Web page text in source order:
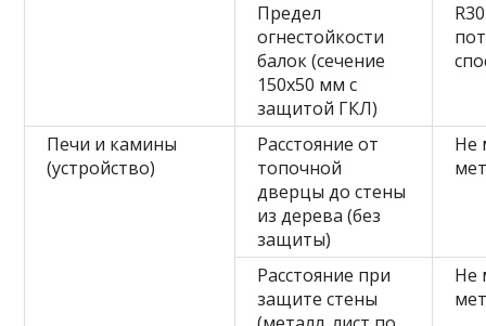
Предел
огнестойкости
балок (сечение
150х50 мм с
защитой ГКЛ)
Печи и камины
(устройство)
Расстояние от
топочной
дверцы до стены
из дерева (без
защиты)
Не
Расстояние при
защите стены
Не